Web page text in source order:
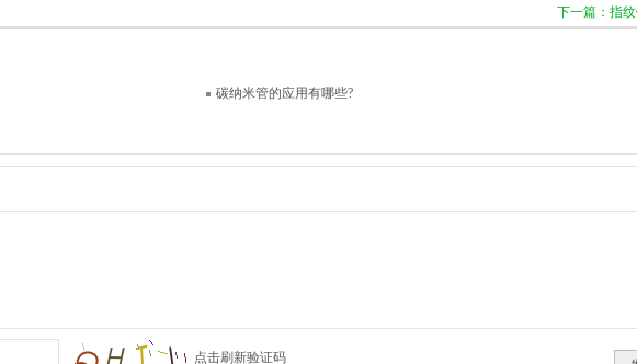
下一篇：指
碳纳米管的应用有哪些?
点击刷新验证码